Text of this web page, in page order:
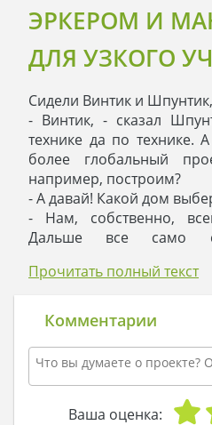
ЭРКЕРОМ И
ДЛЯ УЗКОГО
Сидели Винтик и
- Винтик, - сказал
технике да по технике.
более глобальный
например, построим?
- А давай! Какой дом
- Нам, собственно,
Дальше все само
двухэтажный коттедж с
тем интереснее получится
Винтик выслушал друга и
- Да запросто! В такой
спальни, гостиную с
этаже, еще и
- Кабинет – вещь
Прочитать полный текст
Комментарии
Ваша оценка: